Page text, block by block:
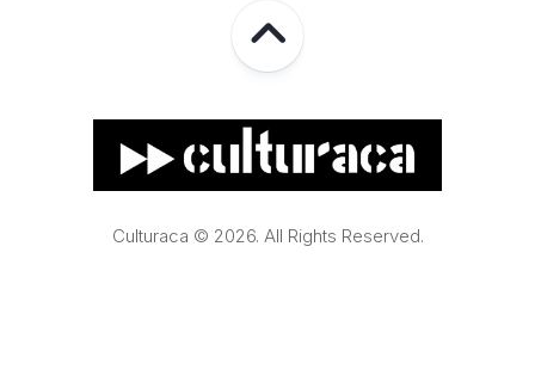
Culturaca © 2026. All Rights Reserved.